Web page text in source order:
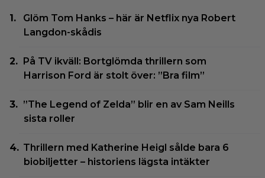
Glöm Tom Hanks – här är Netflix nya Robert
Langdon-skådis
På TV ikväll: Bortglömda thrillern som
Harrison Ford är stolt över: ”Bra film”
”The Legend of Zelda” blir en av Sam Neills
sista roller
Thrillern med Katherine Heigl sålde bara 6
biobiljetter – historiens lägsta intäkter